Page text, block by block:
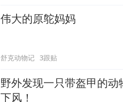
伟大的原鸵妈妈
舒克动物记 3跟贴
野外发现一只带盔甲的
下风！